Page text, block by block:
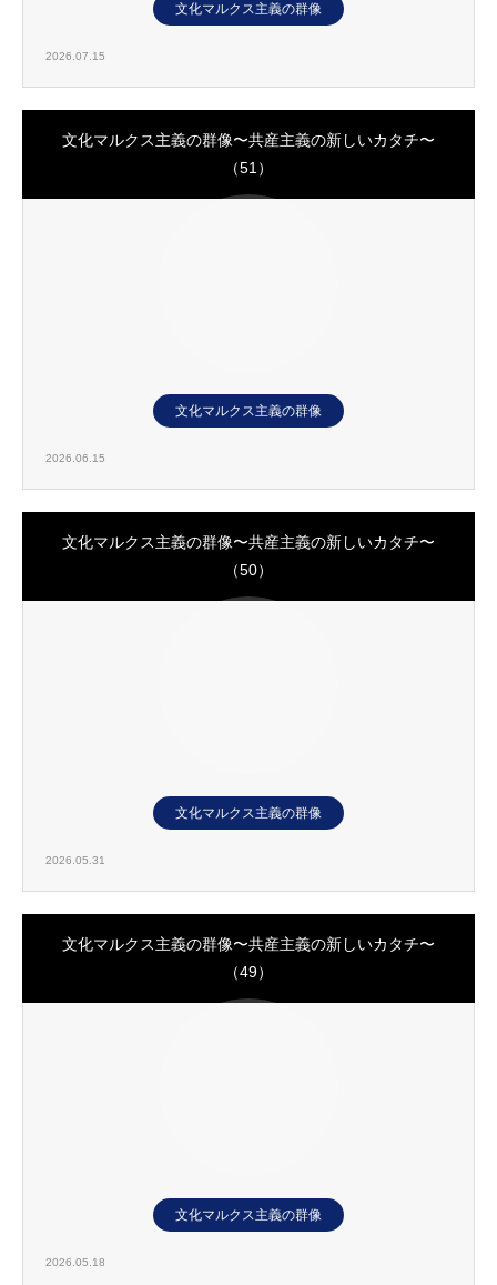
文化マルクス主義の群像
2026.07.15
文化マルクス主義の群像〜共産主義の新しいカタチ〜
（51）
文化マルクス主義の群像
2026.06.15
文化マルクス主義の群像〜共産主義の新しいカタチ〜
（50）
文化マルクス主義の群像
2026.05.31
文化マルクス主義の群像〜共産主義の新しいカタチ〜
（49）
文化マルクス主義の群像
2026.05.18